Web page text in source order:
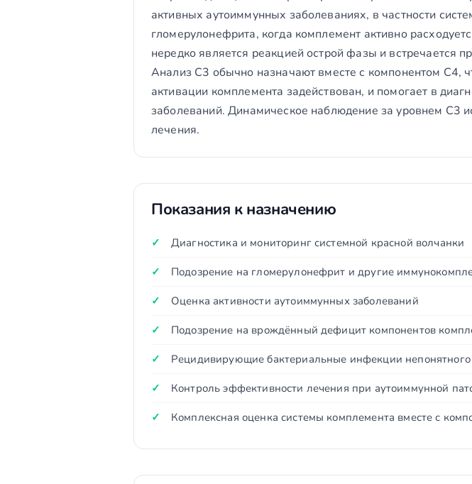
активных аутоиммунных заболеваниях, в частности
гломерулонефрита, когда комплемент активно
нередко является реакцией острой фазы и встречается
Анализ C3 обычно назначают вместе с компонентом C4,
активации комплемента задействован, и помогает в
заболеваний. Динамическое наблюдение за уровнем C3
лечения.
Показания к назначению
Диагностика и мониторинг системной красной волчанки
Подозрение на гломерулонефрит и другие
Оценка активности аутоиммунных заболеваний
Подозрение на врождённый дефицит компонентов
Рецидивирующие бактериальные инфекции
Контроль эффективности лечения при аутоиммунной
Комплексная оценка системы комплемента вместе с